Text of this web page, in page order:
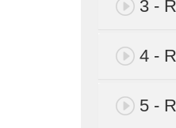
3 -
4 -
5 -